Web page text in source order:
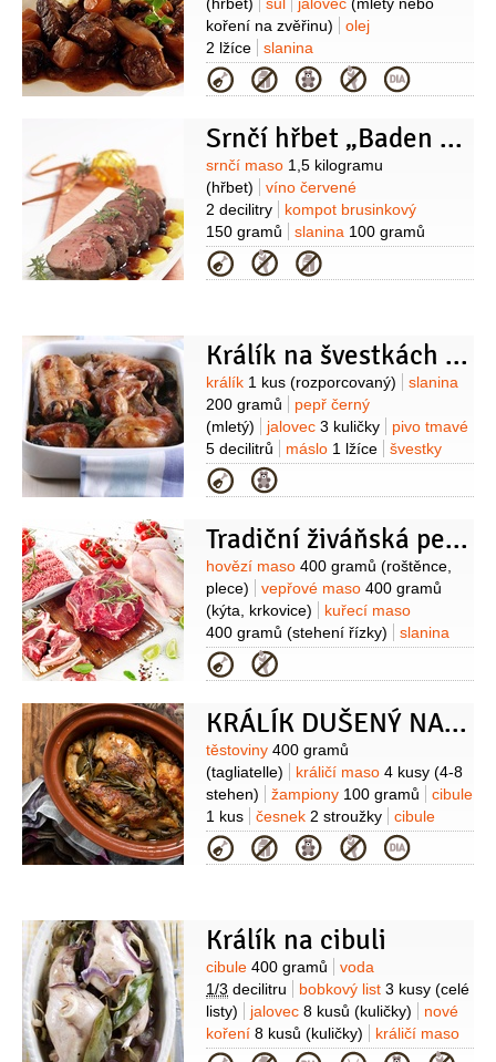
koření na zvěřinu)
olej
2 lžíce
slanina
100 gramů
marmeláda
70 gramů
(brusinková)
čokoláda hořká
1 kus
špenát400 gramů (čerstvý
listový)
Kategorie
Srnčí hřbet „Baden – Baden“
Suroviny
srnčí maso 1,5 kilogramu
(hřbet)
víno červené
2 decilitry
kompot brusinkový
150 gramů
slanina 100 gramů
(plátky)
ananas
2 kusy (nebo hrušky,
Kategorie
Králík na švestkách a černém pivu
Suroviny
králík 1 kus (rozporcovaný)
slanina
200 gramů
pepř černý
(mletý)
jalovec 3 kuličky
pivo tmavé
5 decilitrů
máslo 1 lžíce
švestky
sušené200 gramů
hladkolistá
Kategorie
Tradiční živáňská pečeně
Suroviny
hovězí maso 400 gramů (roštěnce,
plece)
vepřové maso 400 gramů
(kýta, krkovice)
kuřecí maso
400 gramů (stehení řízky)
slanina
300 gramů
(slovenských)
cibule
koření 7 kuliček jalovec 4 kuličky
Marináda: olej 250 mililitrů
2 stroužky
hořčice plnotučná
2 lžíce
paprika sladká
1 lžička
koření chilli 1/2
lžičky
Doplňky: okurka nakládačka
4 kusy
feferony 4 kusy
Kategorie
KRÁLÍK DUŠENÝ NA BYLINKÁCH
Suroviny
těstoviny 400 gramů
(tagliatelle)
králičí maso 4 kusy (4-8
stehen)
žampiony 100 gramů
cibule
1 kus
česnek 2 stroužky
cibule
šalotka8 kusů (malá)
vývar
bylinkový400 mililitrů tymián2 snítky
2 snítky (čerstvý)
bobkový list
2 kusy
tymián 1 svazek
(čerstvý)
jalovec 6 kusů
500 mililitrů
Kategorie
Králík na cibuli
Suroviny
cibule 400 gramů
voda
1/3 decilitru bobkový list 3 kusy (celé
listy)
jalovec 8 kusů (kuličky)
nové
koření 8 kusů (kuličky)
králičí maso
4 kusy
(stehna/porce) ocet